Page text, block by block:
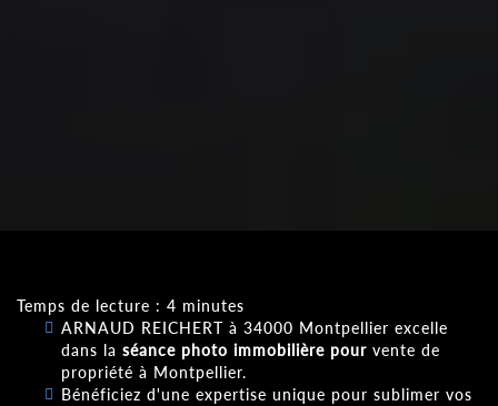
Temps de lecture : 4 minutes
ARNAUD REICHERT à 34000 Montpellier excelle
dans la séance photo immobilière pour vente de
propriété à Montpellier.
Bénéficiez d'une expertise unique pour sublimer vos